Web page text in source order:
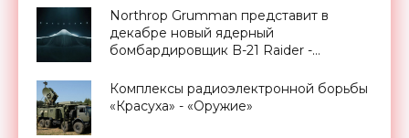
Northrop Grumman представит в
декабре новый ядерный
бомбардировщик B-21 Raider -
Комплексы радиоэлектронной борьбы
«Красуха» - «Оружие»